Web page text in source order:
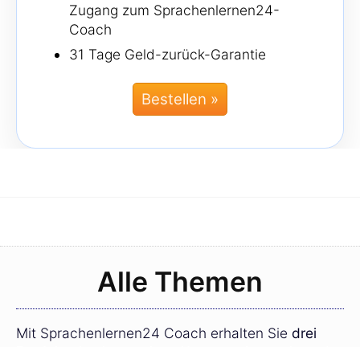
Zugang zum Sprachenlernen24-
Coach
31 Tage Geld-zurück-Garantie
Bestellen »
Alle Themen
Mit Sprachenlernen24 Coach erhalten Sie drei